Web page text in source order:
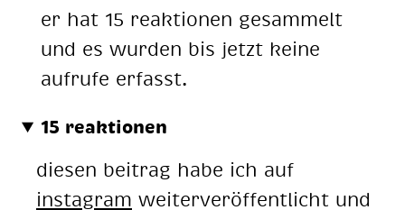
er hat 15 reaktionen gesammelt
und es wurden bis jetzt keine
aufrufe erfasst.
15 reaktionen
diesen beitrag habe ich auf
instagram weiterveröffentlicht und